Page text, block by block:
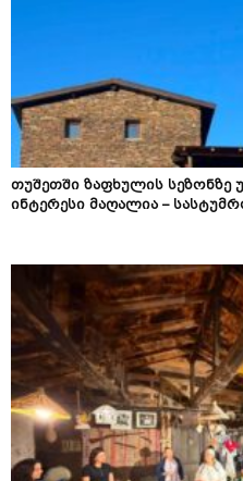
თუშეთში ზაფხულის სეზონზე
ინტერესი მაღალია –